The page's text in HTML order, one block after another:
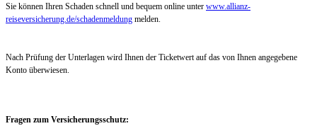
Sie können Ihren Schaden schnell und bequem online unter www.allianz-
reiseversicherung.de/schadenmeldung melden.
Nach Prüfung der Unterlagen wird Ihnen der Ticketwert auf das von Ihnen angegebene
Konto überwiesen.
Fragen zum Versicherungsschutz: